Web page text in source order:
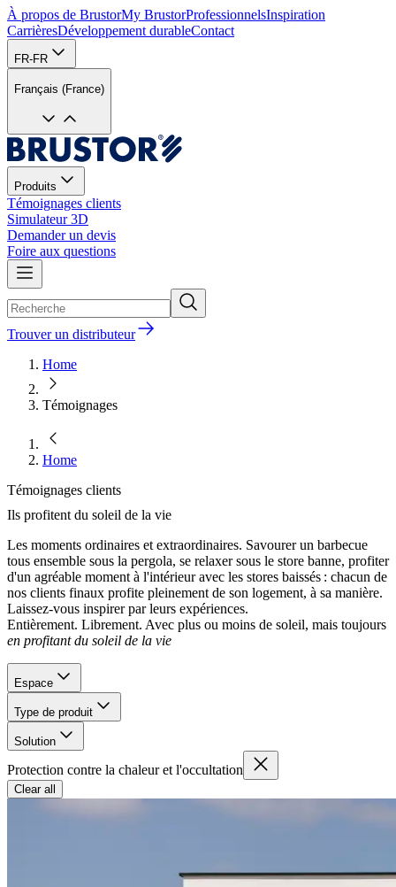
À propos de BrustorMy BrustorProfessionnelsInspiration
CarrièresDéveloppement durableContact
FR-FR
Français (France)
Produits
Témoignages clients
Simulateur 3D
Demander un devis
Foire aux questions
Trouver un distributeur
Home
Témoignages
Home
Témoignages clients
Ils profitent du soleil de la vie
Les moments ordinaires et extraordinaires. Savourer un barbecue
tous ensemble sous la pergola, se relaxer sous le store banne, profiter
d'un agréable moment à l'intérieur avec les stores baissés : chacun de
nos clients finaux profite pleinement de son logement, à sa manière.
Laissez-vous inspirer par leurs expériences.
Entièrement. Librement. Avec plus ou moins de soleil, mais toujours
en profitant du soleil de la vie
Espace
Type de produit
Solution
Protection contre la chaleur et l'occultation
Clear all